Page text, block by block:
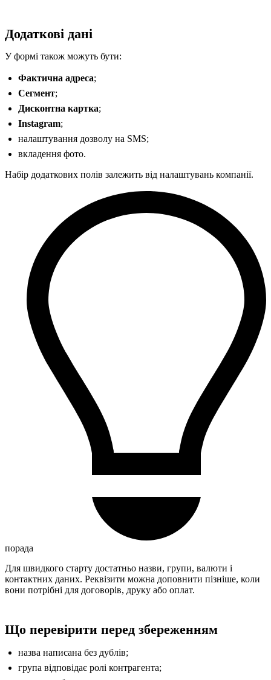
Додаткові дані
У формі також можуть бути:
Фактична адреса;
Сегмент;
Дисконтна картка;
Instagram;
налаштування дозволу на SMS;
вкладення фото.
Набір додаткових полів залежить від налаштувань компанії.
порада
Для швидкого старту достатньо назви, групи, валюти і
контактних даних. Реквізити можна доповнити пізніше, коли
вони потрібні для договорів, друку або оплат.
Що перевірити перед збереженням
назва написана без дублів;
група відповідає ролі контрагента;